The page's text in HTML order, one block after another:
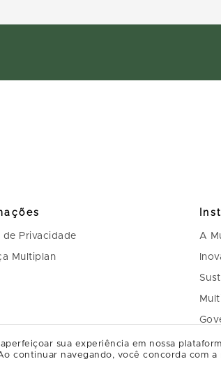
de Privacidade
Multiplan
A
sua experiência em nossa
continuar navegando, você concorda com a